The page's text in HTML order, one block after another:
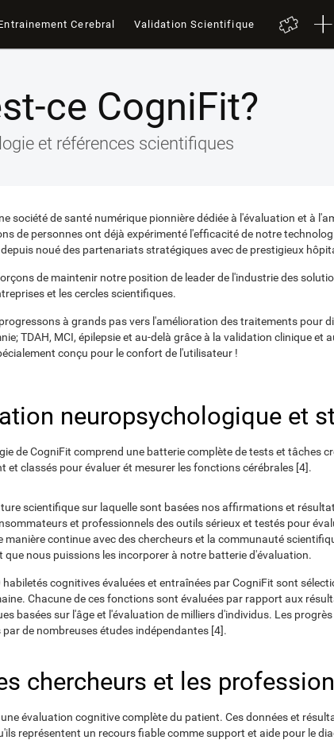
Cerebral Validation Scientifique
ce CogniFit?
et références scientifiques
société de santé numérique pionnière dédiée à l'évaluation et à
de personnes ont déjà expérimenté l'efficacité de notre
depuis noué des partenariats stratégiques avec de prestigieux
de maintenir notre position de leader de l'industrie des
et les cercles scientifiques.
à grands pas vers l'amélioration des traitements pour
TDAH, MCI, épilepsie et au-delà grâce à la validation clinique
conçu pour le confort de l'utilisateur !
neuropsychologique et
de CogniFit comprend une batterie complète de tests et tâches
et classés pour évaluer ét mesurer les fonctions cérébrales [4].
scientifique sur laquelle sont basées nos affirmations et
et professionnels des outils sérieux et testés pour
manière continue avec des chercheurs et la communauté
que nous puissions les incorporer à notre batterie d'évaluation.
habiletés cognitives évaluées et entraînées par CogniFit sont
Chacune de ces fonctions sont évaluées par rapport aux
basées sur l'âge et l'évaluation de milliers d'individus. Les
de nombreuses études indépendantes [4].
chercheurs et les
évaluation cognitive complète du patient. Ces données et
représentent un recours fiable comme support et aide pour le